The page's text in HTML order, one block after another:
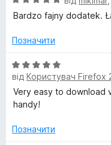
к
5
5
ц
н
а
5
з
5
Bardzo fajny dodatek.
Позначити
О
ц
н
а
від Користувач Firefox
Very easy to download
handy!
Позначити